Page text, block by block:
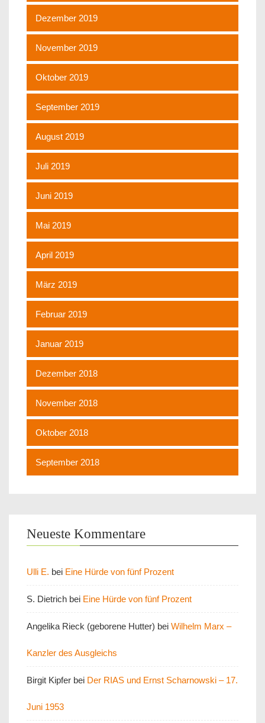
Dezember 2019
November 2019
Oktober 2019
September 2019
August 2019
Juli 2019
Juni 2019
Mai 2019
April 2019
März 2019
Februar 2019
Januar 2019
Dezember 2018
November 2018
Oktober 2018
September 2018
Neueste Kommentare
Ulli E. bei Eine Hürde von fünf Prozent
S. Dietrich bei Eine Hürde von fünf Prozent
Angelika Rieck (geborene Hutter) bei Wilhelm Marx –
Kanzler des Ausgleichs
Birgit Kipfer bei Der RIAS und Ernst Scharnowski – 17.
Juni 1953